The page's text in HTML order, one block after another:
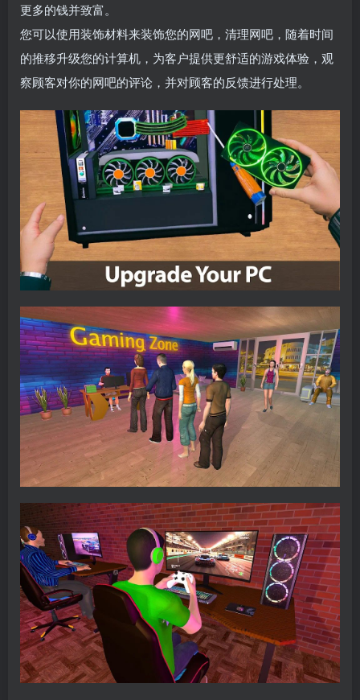
更多的钱并致富。
您可以使用装饰材料来装饰您的网吧，清理网吧，随着时间
的推移升级您的计算机，为客户提供更舒适的游戏体验，观
察顾客对你的网吧的评论，并对顾客的反馈进行处理。